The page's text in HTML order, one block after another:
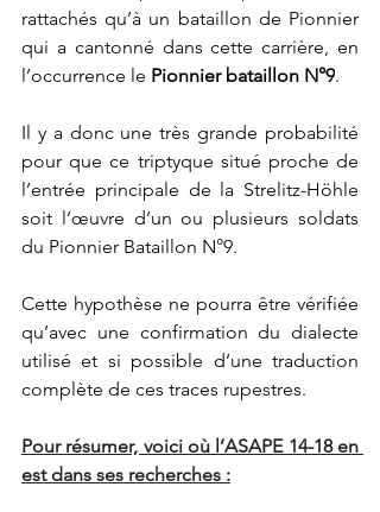
rattachés qu’à un bataillon de Pionnier
qui a cantonné dans cette carrière, en
l’occurrence le Pionnier bataillon N°9.
Il y a donc une très grande probabilité
pour que ce triptyque situé proche de
l’entrée principale de la Strelitz-Höhle
soit l’œuvre d’un ou plusieurs soldats
du Pionnier Bataillon N°9.
Cette hypothèse ne pourra être vérifiée
qu’avec une confirmation du dialecte
utilisé et si possible d’une traduction
complète de ces traces rupestres.
Pour résumer, voici où l’ASAPE 14-18 en
est dans ses recherches :